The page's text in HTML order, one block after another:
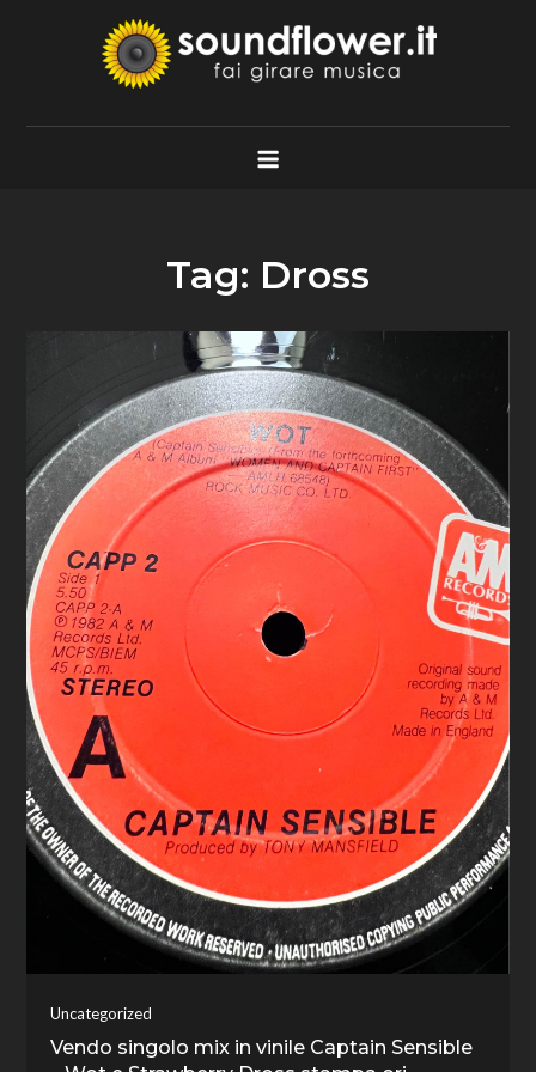
Soundflower.it
Fai Girare Musica
Tag: Dross
Uncategorized
Vendo singolo mix in vinile Captain Sensible